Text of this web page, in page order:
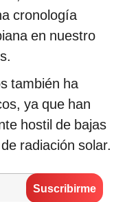
cronología
en nuestro
también ha
ya que han
hostil de bajas
radiación solar.